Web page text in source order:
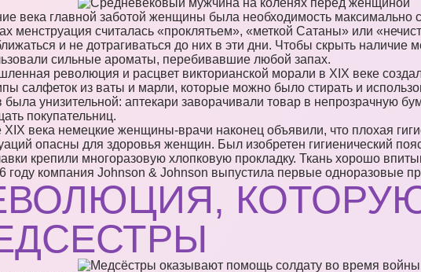
века главной заботой женщины была необходимость максимально
менструация считалась «проклятьем», «меткой Сатаны» или
и не дотрагиваться до них в эти дни. Чтобы скрыть наличие
сильные ароматы, перебивавшие любой запах.
революция и расцвет викторианской морали в XIX веке
салфеток из ваты и марли, которые можно было стирать и
была унизительной: аптекари заворачивали товар в непрозрачную
покупательниц.
XIX века немецкие женщины-врачи наконец объявили, что плохая
опасны для здоровья женщин. Был изобретен гигиенический
крепили многоразовую хлопковую прокладку. Ткань хорошо
году компания Johnson & Johnson выпустила первые одноразовые